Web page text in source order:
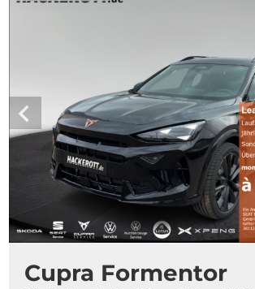
Cupra Formentor